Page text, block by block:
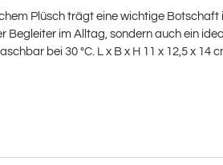
Plüsch trägt eine wichtige
im Alltag, sondern auch ein
bei 30 °C. L x B x H 11 x 12,5 x 14